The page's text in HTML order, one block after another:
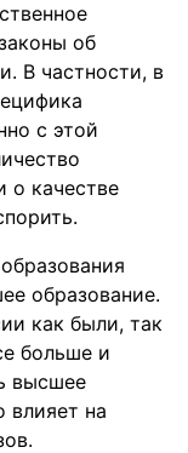
об
В частности, в
с этой
о качестве
образование.
как были, так
больше и
высшее
влияет на